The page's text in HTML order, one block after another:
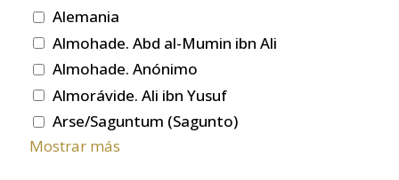
Alemania
Almohade. Abd al-Mumin ibn Ali
Almohade. Anónimo
Almorávide. Ali ibn Yusuf
Arse/Saguntum (Sagunto)
Mostrar más